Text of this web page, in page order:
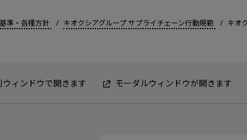
準・各種方針 キオクシアグループ サプライチェーン行動規範
キオ
ウィンドウで開きます モーダルウィンドウが開きます